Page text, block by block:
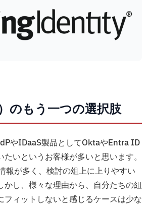
のもう一つの選択肢
やIDaaS製品としてOktaやEntra ID
いというお客様が多いと思います。
報が多く、検討の俎上に上りやすい
かし、様々な理由から、自分たちの組
フィットしないと感じるケースは少な